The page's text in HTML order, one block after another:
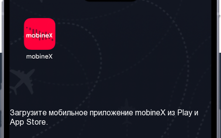
Наши сервисы
Правила и Условия
Загрузите мобильное приложение mobineX из Play и
App Store.